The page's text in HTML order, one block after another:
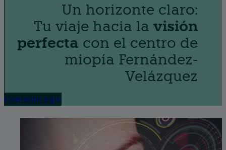
Un horizonte claro:
Tu viaje hacia la visión
perfecta con el centro de
miopía Fernández-
Velázquez
Contacte aquí